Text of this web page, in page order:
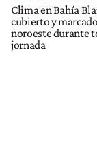
Clima en Bahía
cubierto y
noroeste durante
jornada